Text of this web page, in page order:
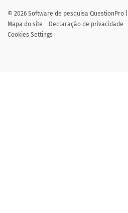
© 2026 Software de pesquisa QuestionPro |
Mapa do site
Declaração de privacidade
Cookies Settings